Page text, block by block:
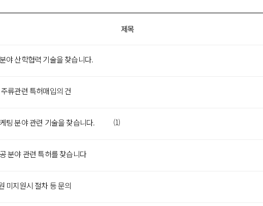
제목
야 산학협력 기술을 찾습니다.
류관련 특허매입의 건
팅 분야 관련 기술을 찾습니다. (1)
분야 관련 특허를 찾습니다
미지원시 절차 등 문의